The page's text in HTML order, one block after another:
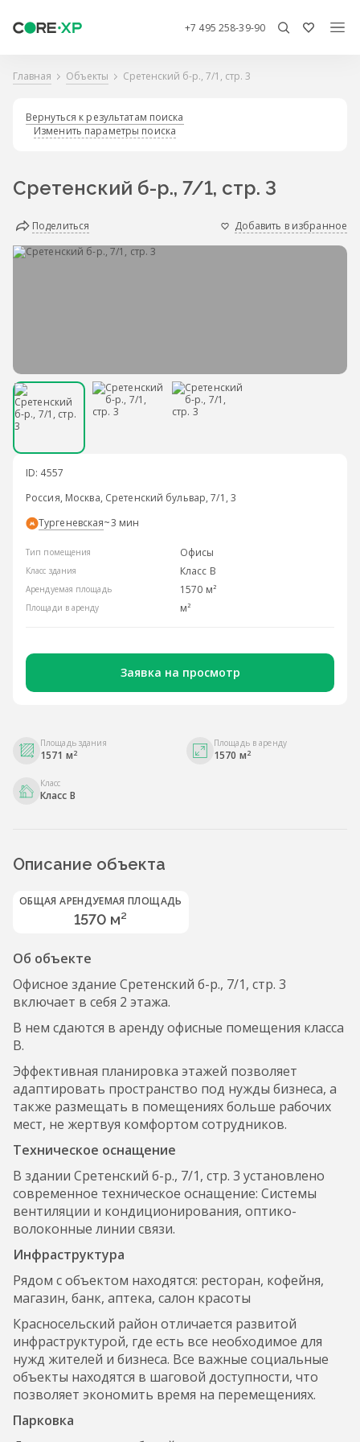
+7 495 258-39-90
Главная Объекты Сретенский б-р., 7/1, стр. 3
Вернуться к результатам поиска
Изменить параметры поиска
Сретенский б-р., 7/1, стр. 3
Поделиться Добавить в избранное
ID: 4557
Россия, Москва, Сретенский бульвар, 7/1, 3
Тургеневская~3 мин
Тип помещения Офисы
Класс здания Класс B
Арендуемая площадь 1570 м²
Площади в аренду м²
Заявка на просмотр
Площадь здания
1571 м2
Площадь в аренду
1570 м2
Класс
Класс B
Описание объекта
ОБЩАЯ АРЕНДУЕМАЯ ПЛОЩАДЬ
1570 м²
Об объекте
Офисное здание Сретенский б-р., 7/1, стр. 3
включает в себя 2 этажа.
В нем сдаются в аренду офисные помещения класса
B.
Эффективная планировка этажей позволяет
адаптировать пространство под нужды бизнеса, а
также размещать в помещениях больше рабочих
мест, не жертвуя комфортом сотрудников.
Техническое оснащение
В здании Сретенский б-р., 7/1, стр. 3 установлено
современное техническое оснащение: Системы
вентиляции и кондиционирования, оптико-
волоконные линии связи.
Инфраструктура
Рядом с объектом находятся: ресторан, кофейня,
магазин, банк, аптека, салон красоты
Красносельский район ​отличается развитой
инфраструктурой, где есть все необходимое для
нужд жителей и бизнеса. Все важные социальные
объекты находятся в шаговой доступности, что
позволяет экономить время на перемещениях.
Парковка